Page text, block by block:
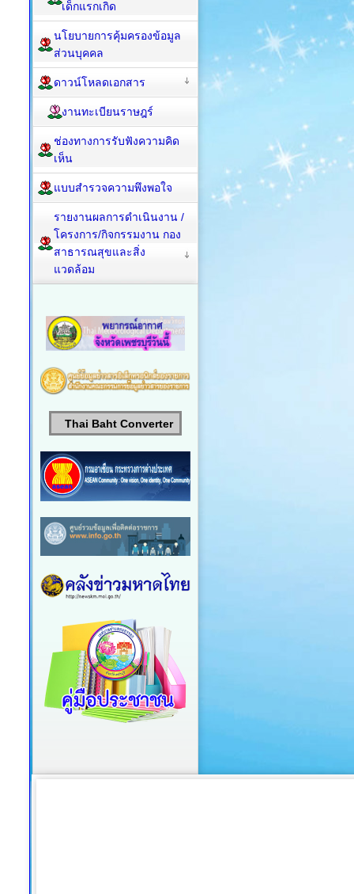
เด็กแรกเกิด
นโยบายการคุ้มครองข้อมูล
ส่วนบุคคล
ดาวน์โหลดเอกสาร
งานทะเบียนราษฎร์
ช่องทางการรับฟังความคิด
เห็น
แบบสำรวจความพึงพอใจ
รายงานผลการดำเนินงาน /
โครงการ/กิจกรรมงาน กอง
สาธารณสุขและสิ่ง
แวดล้อม
Thai Baht Converter